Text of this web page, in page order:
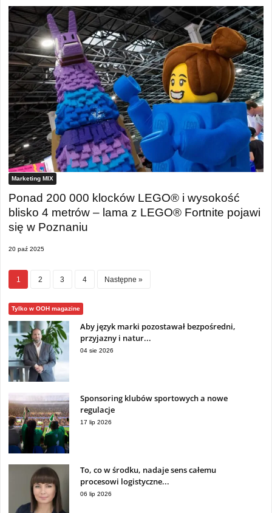
Marketing MIX
Ponad 200 000 klocków LEGO® i wysokość
blisko 4 metrów – lama z LEGO® Fortnite pojawi
się w Poznaniu
20 paź 2025
1 2 3 4 Następne »
Tylko w OOH magazine
Aby język marki pozostawał bezpośredni,
przyjazny i natur...
04 sie 2026
Sponsoring klubów sportowych a nowe
regulacje
17 lip 2026
To, co w środku, nadaje sens całemu
procesowi logistyczne...
06 lip 2026